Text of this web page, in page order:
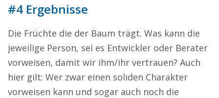
#4 Ergebnisse
Die Früchte die der Baum trägt. Was kann die
jeweilige Person, sei es Entwickler oder Berater
vorweisen, damit wir ihm/ihr vertrauen? Auch
hier gilt: Wer zwar einen soliden Charakter
vorweisen kann und sogar auch noch die